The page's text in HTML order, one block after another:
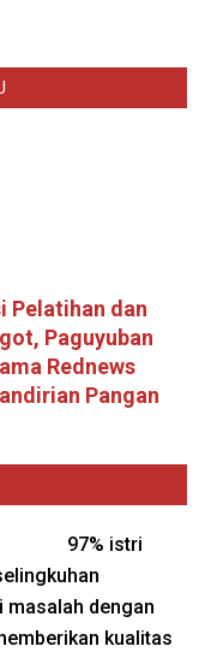
Pelatihan dan
Paguyuban
Rednews
Pangan
97% istri
masalah dengan
kualitas